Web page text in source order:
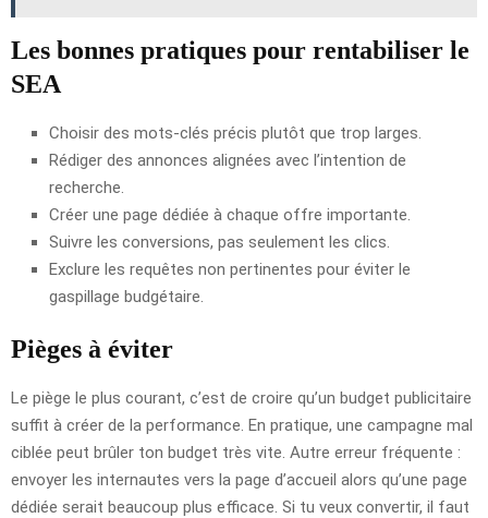
Les bonnes pratiques pour rentabiliser le
SEA
Choisir des mots-clés précis plutôt que trop larges.
Rédiger des annonces alignées avec l’intention de
recherche.
Créer une page dédiée à chaque offre importante.
Suivre les conversions, pas seulement les clics.
Exclure les requêtes non pertinentes pour éviter le
gaspillage budgétaire.
Pièges à éviter
Le piège le plus courant, c’est de croire qu’un budget publicitaire
suffit à créer de la performance. En pratique, une campagne mal
ciblée peut brûler ton budget très vite. Autre erreur fréquente :
envoyer les internautes vers la page d’accueil alors qu’une page
dédiée serait beaucoup plus efficace. Si tu veux convertir, il faut